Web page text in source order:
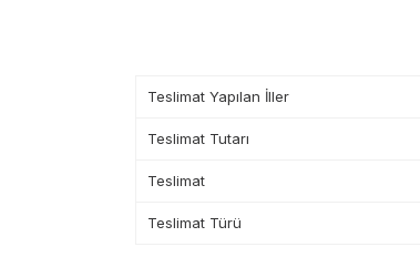
Teslimat Yapılan İller
Teslimat Tutarı
Teslimat
Teslimat Türü